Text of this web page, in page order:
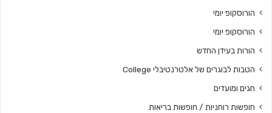
הורוסקופ יומי
הורוסקופ יומי
הורות בעידן החדש
הטבות לבוגרים של אלטרנטיבלי College
חגים ומועדים
חופשות רוחניות / חופשות בריאות